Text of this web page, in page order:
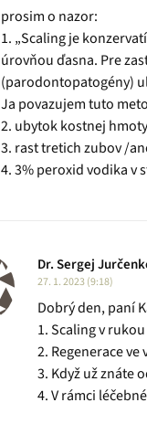
prosim o nazor:
1. „Scaling je
úrovňou ďasna. Pre
(parodontopatogény)
Ja povazujem tuto
2. ubytok kostnej
3. rast tretich zubov /
4. 3% peroxid vodika v
Dr. Sergej
27. 1. 2023 (9:18)
Dobrý den, paní
1. Scaling v
2. Regenerace
3. Když už znáte
4. V rámci